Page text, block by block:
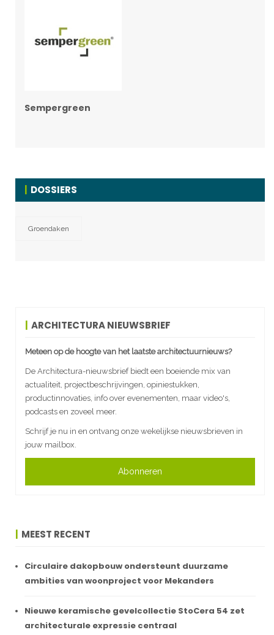
Sempergreen
DOSSIERS
Groendaken
ARCHITECTURA NIEUWSBRIEF
Meteen op de hoogte van het laatste architectuurnieuws?
De Architectura-nieuwsbrief biedt een boeiende mix van
actualiteit, projectbeschrijvingen, opiniestukken,
productinnovaties, info over evenementen, maar video's,
podcasts en zoveel meer.
Schrijf je nu in en ontvang onze wekelijkse nieuwsbrieven in
jouw mailbox.
Abonneren
MEEST RECENT
Circulaire dakopbouw ondersteunt duurzame
ambities van woonproject voor Mekanders
Nieuwe keramische gevelcollectie StoCera 54 zet
architecturale expressie centraal